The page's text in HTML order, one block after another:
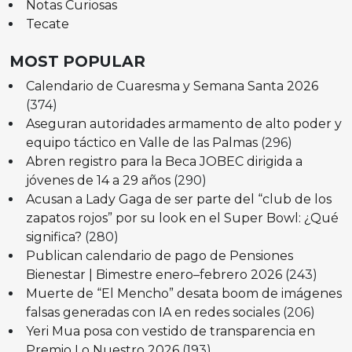
Notas Curiosas
Tecate
MOST POPULAR
Calendario de Cuaresma y Semana Santa 2026
(374)
Aseguran autoridades armamento de alto poder y
equipo táctico en Valle de las Palmas (296)
Abren registro para la Beca JOBEC dirigida a
jóvenes de 14 a 29 años (290)
Acusan a Lady Gaga de ser parte del “club de los
zapatos rojos” por su look en el Super Bowl: ¿Qué
significa? (280)
Publican calendario de pago de Pensiones
Bienestar | Bimestre enero–febrero 2026 (243)
Muerte de “El Mencho” desata boom de imágenes
falsas generadas con IA en redes sociales (206)
Yeri Mua posa con vestido de transparencia en